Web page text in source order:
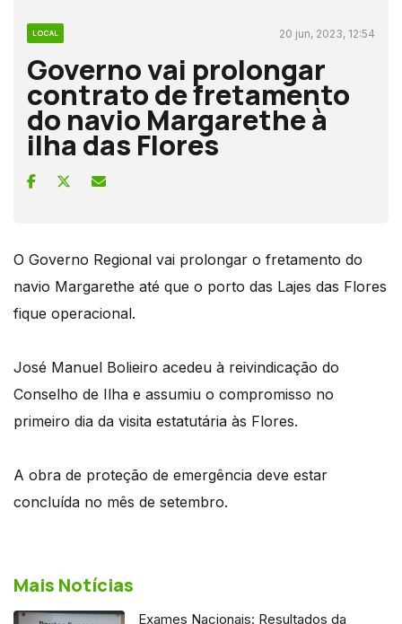
LOCAL 20 jun, 2023, 12:54
Governo vai prolongar
contrato de fretamento
do navio Margarethe à
ilha das Flores
O Governo Regional vai prolongar o fretamento do
navio Margarethe até que o porto das Lajes das Flores
fique operacional.
José Manuel Bolieiro acedeu à reivindicação do
Conselho de Ilha e assumiu o compromisso no
primeiro dia da visita estatutária às Flores.
A obra de proteção de emergência deve estar
concluída no mês de setembro.
Mais Notícias
Exames Nacionais: Resultados da